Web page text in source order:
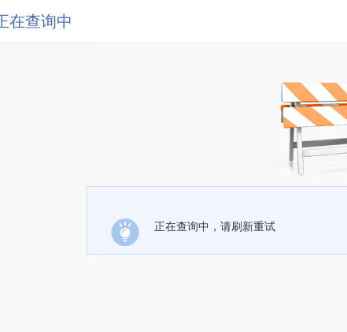
在查询中
正在查询中，请刷新重试